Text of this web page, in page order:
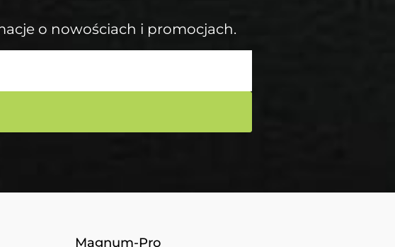
o nowościach i promocjach.
Magnum-Pro